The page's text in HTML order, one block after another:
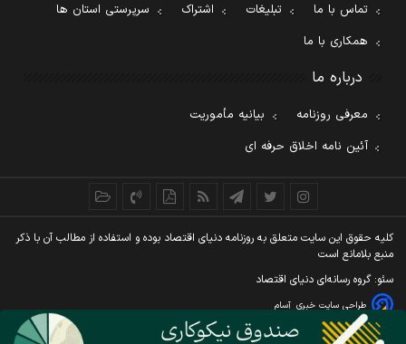
تماس با ما تبلیغات اشتراک
سرپرستی استان ها
همکاری با ما
درباره ما
معرفی روزنامه
بیانیه مأموریت
آئین نامه اخلاق حرفه ای
کليه حقوق اين سايت متعلق به روزنامه دنيای اقتصاد بوده و استفاده از مطالب آن با ذکر
منبع بلامانع است
سئو: گروه رسانه‌ای دنیای اقتصاد
طراحی سایت خبری آسام